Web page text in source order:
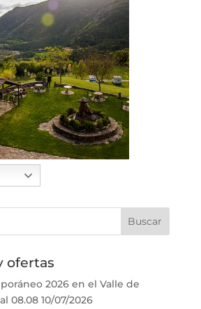
ofertas
2026 en el Valle de
08.08 10/07/2026